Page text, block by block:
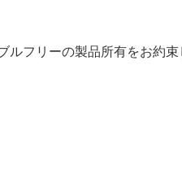
フリーの製品所有をお約束